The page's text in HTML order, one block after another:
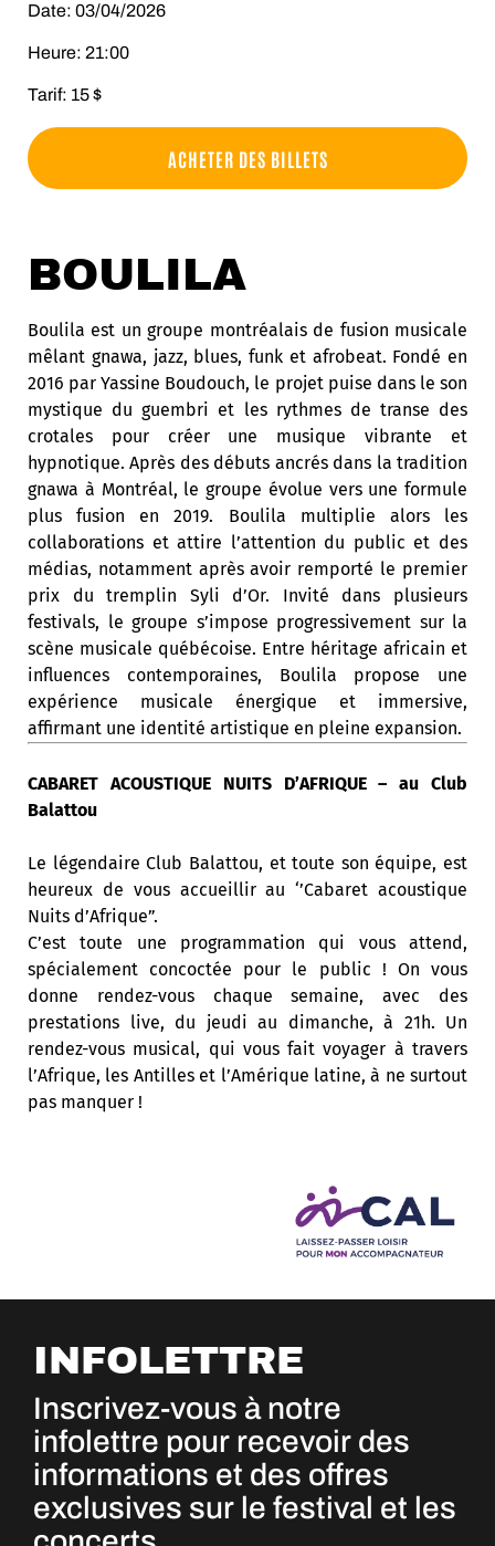
Date: 03/04/2026
Heure: 21:00
Tarif: 15 $
ACHETER DES BILLETS
BOULILA
Boulila est un groupe montréalais de fusion musicale
mêlant gnawa, jazz, blues, funk et afrobeat. Fondé en
2016 par Yassine Boudouch, le projet puise dans le son
mystique du guembri et les rythmes de transe des
crotales pour créer une musique vibrante et
hypnotique. Après des débuts ancrés dans la tradition
gnawa à Montréal, le groupe évolue vers une formule
plus fusion en 2019. Boulila multiplie alors les
collaborations et attire l’attention du public et des
médias, notamment après avoir remporté le premier
prix du tremplin Syli d’Or. Invité dans plusieurs
festivals, le groupe s’impose progressivement sur la
scène musicale québécoise. Entre héritage africain et
influences contemporaines, Boulila propose une
expérience musicale énergique et immersive,
affirmant une identité artistique en pleine expansion.
CABARET ACOUSTIQUE NUITS D’AFRIQUE – au Club
Balattou
Le légendaire Club Balattou, et toute son équipe, est
heureux de vous accueillir au ‘’Cabaret acoustique
Nuits d’Afrique”.
C’est toute une programmation qui vous attend,
spécialement concoctée pour le public ! On vous
donne rendez-vous chaque semaine, avec des
prestations live, du jeudi au dimanche, à 21h. Un
rendez-vous musical, qui vous fait voyager à travers
l’Afrique, les Antilles et l’Amérique latine, à ne surtout
pas manquer !
INFOLETTRE
Inscrivez-vous à notre
infolettre pour recevoir des
informations et des offres
exclusives sur le festival et les